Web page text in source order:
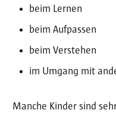
beim Lernen
beim Aufpassen
beim Verstehen
im Umgang mit
Manche Kinder sind